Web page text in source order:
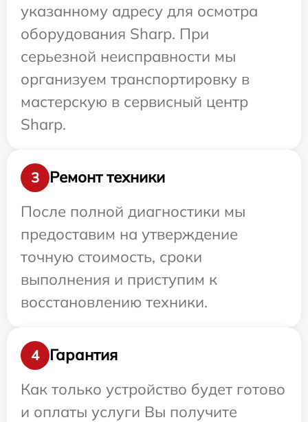
указанному адресу для осмотра
оборудования Sharp. При
серьезной неисправности мы
организуем транспортировку в
мастерскую в сервисный центр
Sharp.
3
Ремонт техники
После полной диагностики мы
предоставим на утверждение
точную стоимость, сроки
выполнения и приступим к
восстановлению техники.
4
Гарантия
Как только устройство будет готово
и оплаты услуги Вы получите